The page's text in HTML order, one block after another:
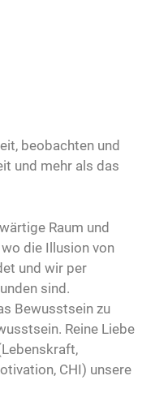
beobachten und
und mehr als das
Raum und
die Illusion von
und wir per
sind.
Bewusstsein zu
Reine Liebe
CHI) unsere